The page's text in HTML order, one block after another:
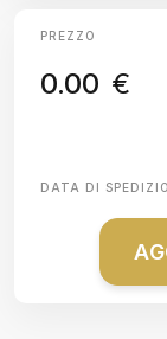
PREZZO
0.00 €
DATA DI